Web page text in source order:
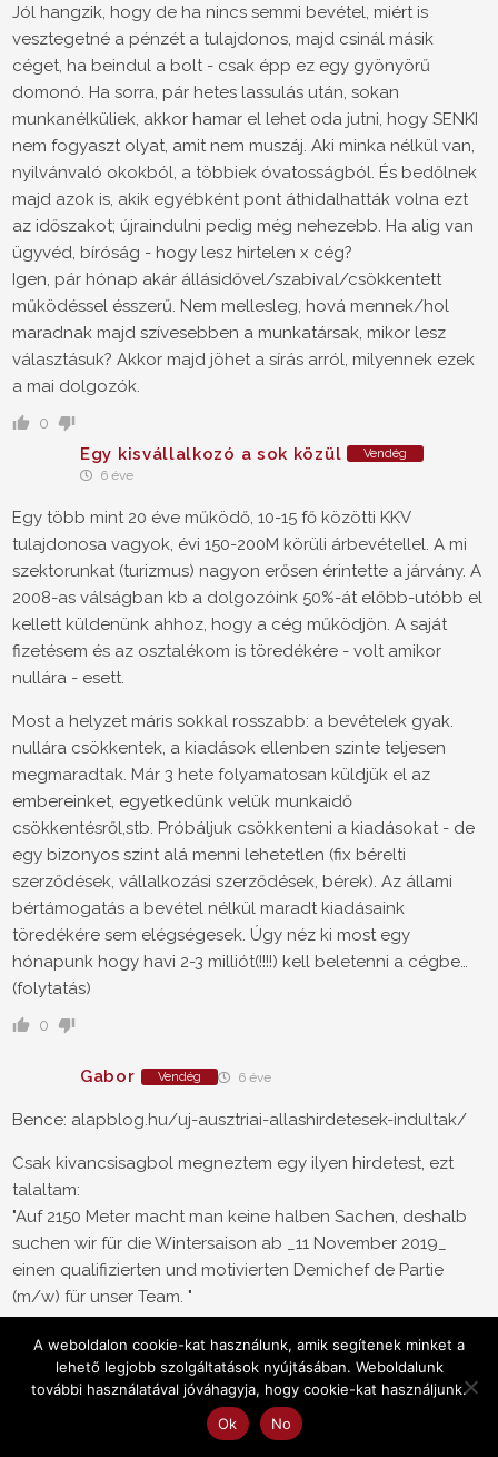
Jól hangzik, hogy de ha nincs semmi bevétel, miért is
vesztegetné a pénzét a tulajdonos, majd csinál másik
céget, ha beindul a bolt - csak épp ez egy gyönyörű
domonó. Ha sorra, pár hetes lassulás után, sokan
munkanélküliek, akkor hamar el lehet oda jutni, hogy SENKI
nem fogyaszt olyat, amit nem muszáj. Aki minka nélkül van,
nyilvánvaló okokból, a többiek óvatosságból. És bedőlnek
majd azok is, akik egyébként pont áthidalhatták volna ezt
az időszakot; újraindulni pedig még nehezebb. Ha alig van
ügyvéd, bíróság - hogy lesz hirtelen x cég?
Igen, pár hónap akár állásidővel/szabival/csökkentett
működéssel ésszerű. Nem mellesleg, hová mennek/hol
maradnak majd szívesebben a munkatársak, mikor lesz
választásuk? Akkor majd jöhet a sírás arról, milyennek ezek
a mai dolgozók.
0
Egy kisvállalkozó a sok közül Vendég
6 éve
Egy több mint 20 éve működő, 10-15 fő közötti KKV
tulajdonosa vagyok, évi 150-200M körüli árbevétellel. A mi
szektorunkat (turizmus) nagyon erősen érintette a járvány. A
2008-as válságban kb a dolgozóink 50%-át előbb-utóbb el
kellett küldenünk ahhoz, hogy a cég működjön. A saját
fizetésem és az osztalékom is töredékére - volt amikor
nullára - esett.
Most a helyzet máris sokkal rosszabb: a bevételek gyak.
nullára csökkentek, a kiadások ellenben szinte teljesen
megmaradtak. Már 3 hete folyamatosan küldjük el az
embereinket, egyetkedünk velük munkaidő
csökkentésről,stb. Próbáljuk csökkenteni a kiadásokat - de
egy bizonyos szint alá menni lehetetlen (fix bérelti
szerződések, vállalkozási szerződések, bérek). Az állami
bértámogatás a bevétel nélkül maradt kiadásaink
töredékére sem elégségesek. Úgy néz ki most egy
hónapunk hogy havi 2-3 milliót(!!!!) kell beletenni a cégbe…
(folytatás)
0
Gabor Vendég 6 éve
Bence: alapblog.hu/uj-ausztriai-allashirdetesek-indultak/
Csak kivancsisagbol megneztem egy ilyen hirdetest, ezt
talaltam:
"Auf 2150 Meter macht man keine halben Sachen, deshalb
suchen wir für die Wintersaison ab _11 November 2019_
einen qualifizierten und motivierten Demichef de Partie
(m/w) für unser Team. "
Magyarul ezek meg az elozo szezonbol ragadtak itt.
A valosag az, hogy itt Ausztriaban is tobb szazezren lettek
munkanelkuliek, es a vendeglatas is teljesen meghalt. Senki
nem tudja, meddig fog ez tartani es milyen gazdasagi
A weboldalon cookie-kat használunk, amik segítenek minket a
lehető legjobb szolgáltatások nyújtásában. Weboldalunk
további használatával jóváhagyja, hogy cookie-kat használjunk.
Ok
No